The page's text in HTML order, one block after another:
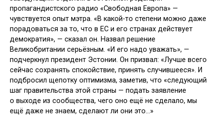
пропагандистского радио «Свободная Европа» —
чувствуется опыт мэтра. «В какой-то степени можно даже
порадоваться за то, что в ЕС и его странах действует
демократия», — сказал он. Назвал решение
Великобритании серьёзным. «И его надо уважать», —
подчеркнул президент Эстонии. Он призвал: «Лучше всего
сейчас сохранять спокойствие, принять случившееся». И
подбросил щепотку оптимизма, заметив, что «следующий
шаг правительства этой страны — подать заявление
о выходе из сообщества, чего оно ещё не сделало, мы
ещё даже не знаем, сделают ли они это…»